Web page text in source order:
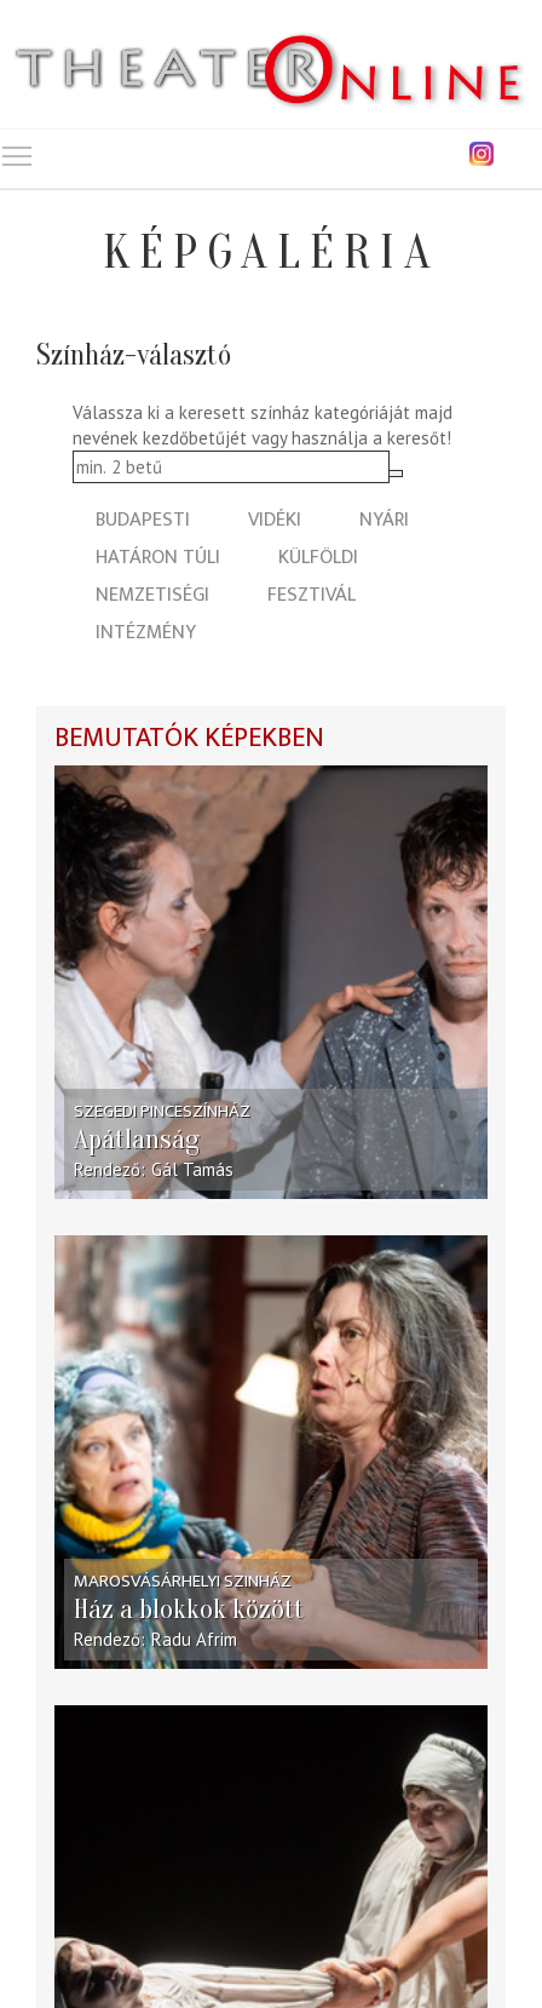
KÉPGALÉRIA
Színház-választó
Válassza ki a keresett színház kategóriáját majd
nevének kezdőbetűjét vagy használja a keresőt!
BUDAPESTI VIDÉKI
NYÁRI
HATÁRON TÚLI
KÜLFÖLDI
NEMZETISÉGI
FESZTIVÁL
INTÉZMÉNY
BEMUTATÓK KÉPEKBEN
SZEGEDI PINCESZÍNHÁZ
Apátlanság
Rendező Gál Tamás
MAROSVÁSÁRHELYI SZINHÁZ
Ház a blokkok között
Rendező Radu Afrim